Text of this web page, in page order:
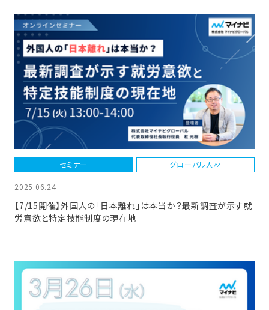
セミナー グローバル人材
2025.06.24
【7/15開催】外国人の「日本離れ」は本当か？最新調査が示す就
労意欲と特定技能制度の現在地